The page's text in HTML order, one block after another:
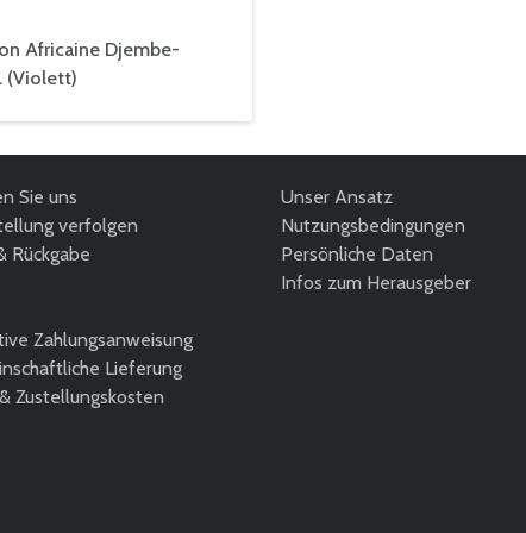
Africaine Djembe-
(Violett)
Sie uns
verfolgen
Rückgabe
Zahlungsanweisung
Lieferung
Zustellungskosten
Unser Ansatz
Nutzungsbedingungen
Persönliche Daten
Infos zum Herausgeber